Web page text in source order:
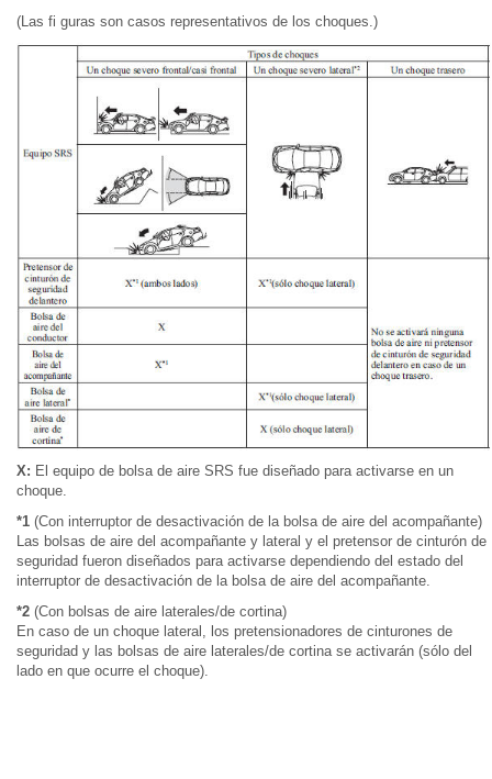
(Las fi guras son casos representativos de los choques.)
X: El equipo de bolsa de aire SRS fue diseñado para activarse en un
choque.
*1 (Con interruptor de desactivación de la bolsa de aire del acompañante)
Las bolsas de aire del acompañante y lateral y el pretensor de cinturón de
seguridad fueron diseñados para activarse dependiendo del estado del
interruptor de desactivación de la bolsa de aire del acompañante.
*2 (Con bolsas de aire laterales/de cortina)
En caso de un choque lateral, los pretensionadores de cinturones de
seguridad y las bolsas de aire laterales/de cortina se activarán (sólo del
lado en que ocurre el choque).